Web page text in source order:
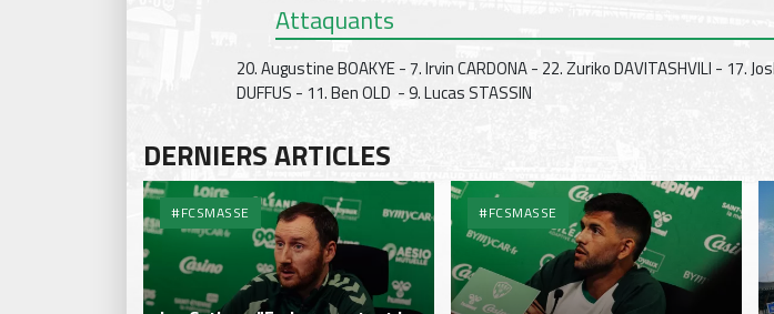
Attaquants
20. Augustine BOAKYE - 7. Irvin CARDONA - 22. Zuriko DAVITASHVILI - 17.
DUFFUS - 11. Ben OLD - 9. Lucas STASSIN
DERNIERS ARTICLES
#FCSMASSE #FCSMASSE